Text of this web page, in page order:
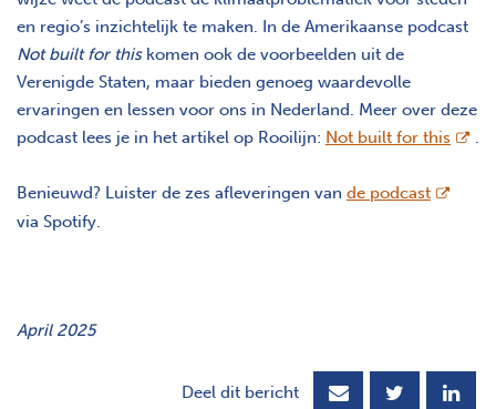
en regio’s inzichtelijk te maken. In de Amerikaanse podcast
Not built for this komen ook de voorbeelden uit de
Verenigde Staten, maar bieden genoeg waardevolle
ervaringen en lessen voor ons in Nederland. Meer over deze
podcast lees je in het artikel op Rooilijn: Not built for this .
Benieuwd? Luister de zes afleveringen van de podcastopent
via Spotify.
April 2025
Deel dit bericht